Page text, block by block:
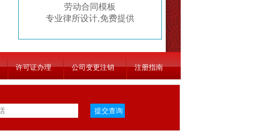
劳动合同模板
专业律所设计,免费提供
许可证办理 公司变更注销 注册指南